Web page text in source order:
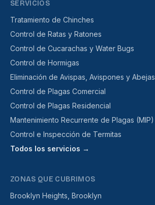
SERVICIOS
Tratamiento de Chinches
Control de Ratas y Ratones
Control de Cucarachas y Water Bugs
Control de Hormigas
Eliminación de Avispas, Avispones y Abejas
Control de Plagas Comercial
Control de Plagas Residencial
Mantenimiento Recurrente de Plagas (MIP)
Control e Inspección de Termitas
Todos los servicios →
ZONAS QUE CUBRIMOS
Brooklyn Heights, Brooklyn